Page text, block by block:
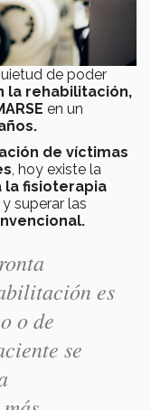
de poder
la rehabilitación,
en un
de víctimas
, hoy existe la
la fisioterapia
y superar las
es
o de
se